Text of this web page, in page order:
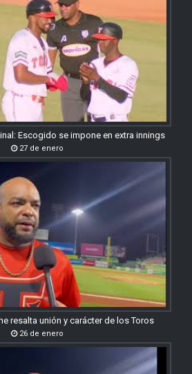
Escogido se impone en extra innings
27 de enero
resalta unión y carácter de los Toros
26 de enero